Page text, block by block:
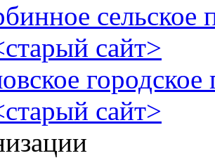
сельское
сайт>
городское
сайт>